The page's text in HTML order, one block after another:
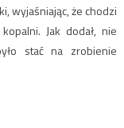
wyjaśniając, że chodzi
Jak dodał, nie
stać na zrobienie